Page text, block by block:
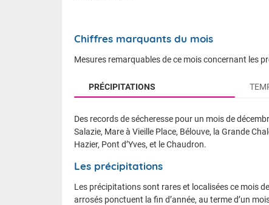
Chiffres marquants du mois
Mesures remarquables de ce mois concernant les
PRÉCIPITATIONS
Des records de sécheresse pour un mois de
Salazie, Mare à Vieille Place, Bélouve, la Grande
Hazier, Pont d’Yves, et le Chaudron.
+17,3°C le 31 au Maïdo (journée la plus
56 km/h le 09 à Pointe des 3 Bassins
51 km/h le 11 à Saint-Benoît
69 km/h le 11 à Pierrefonds
Les précipitations
Les précipitations sont rares et localisées ce mois
arrosés ponctuent la fin d’année, au terme d’un